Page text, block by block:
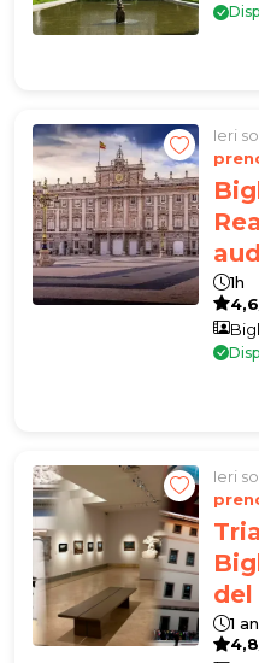
Ieri
1h
Ieri
del
1